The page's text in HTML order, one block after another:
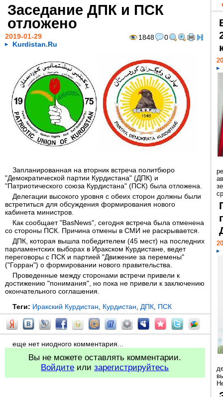
Заседание ДПК и ПСК
отложено
1848 0
2019-01-29
Kurdistan.Ru
Запланированная на вторник встреча политбюро
"Демократической партии Курдистана" (ДПК) и
"Патриотического союза Курдистана" (ПСК) была отложена.
Делегации высокого уровня с обеих сторон должны были
встретиться для обсуждения формирования нового
кабинета министров.
Как сообщает "BasNews", сегодня встреча была отменена
со стороны ПСК. Причина отмены в СМИ не раскрывается.
ДПК, которая вышла победителем (45 мест) на последних
парламентских выборах в Иракском Курдистане, ведет
переговоры с ПСК и партией "Движение за перемены"
("Горран") о формировании нового правительства.
Проведенные между сторонами встречи привели к
достижению "понимания", но пока не привели к заключению
окончательного соглашения.
Теги: Иракский Курдистан Курдистан ДПК ПСК
еще нет ниодного комментария...
Вы не можете оставлять комментарии.
Войдите илизарегистрируйтесь